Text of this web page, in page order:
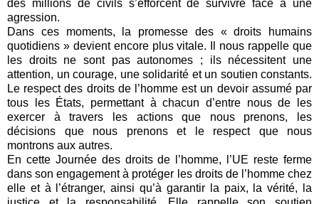
des millions de civils s’efforcent de survivre face à une
agression.
Dans ces moments, la promesse des « droits humains
quotidiens » devient encore plus vitale. Il nous rappelle que
les droits ne sont pas autonomes ; ils nécessitent une
attention, un courage, une solidarité et un soutien constants.
Le respect des droits de l’homme est un devoir assumé par
tous les États, permettant à chacun d’entre nous de les
exercer à travers les actions que nous prenons, les
décisions que nous prenons et le respect que nous
montrons aux autres.
En cette Journée des droits de l’homme, l’UE reste ferme
dans son engagement à protéger les droits de l’homme chez
elle et à l’étranger, ainsi qu’à garantir la paix, la vérité, la